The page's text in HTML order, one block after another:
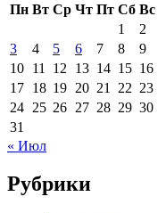
Пн Вт Ср Чт Пт Сб Вс
1
2
3
4 5 6 7 8
9
10 11 12 13 14 15 16
17 18 19 20 21 22 23
24 25 26 27 28 29 30
31
« Июл
Рубрики